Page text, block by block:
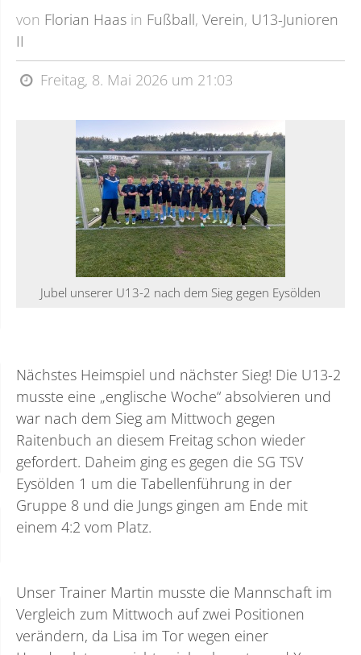
von Florian Haas in Fußball, Verein, U13-Junioren
II
Freitag, 8. Mai 2026 um 21:03
Jubel unserer U13-2 nach dem Sieg gegen Eysölden
Nächstes Heimspiel und nächster Sieg! Die U13-2
musste eine „englische Woche“ absolvieren und
war nach dem Sieg am Mittwoch gegen
Raitenbuch an diesem Freitag schon wieder
gefordert. Daheim ging es gegen die SG TSV
Eysölden 1 um die Tabellenführung in der
Gruppe 8 und die Jungs gingen am Ende mit
einem 4:2 vom Platz.
Unser Trainer Martin musste die Mannschaft im
Vergleich zum Mittwoch auf zwei Positionen
verändern, da Lisa im Tor wegen einer